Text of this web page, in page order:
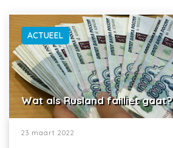
ACTUEEL
Wat als Rusland failliet gaat?
23 maart 2022